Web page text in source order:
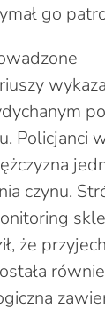
go
Policjanci
czynu.
że